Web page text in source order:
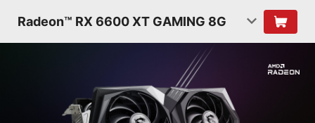
Radeon™ RX 6600 XT GAMING 8G